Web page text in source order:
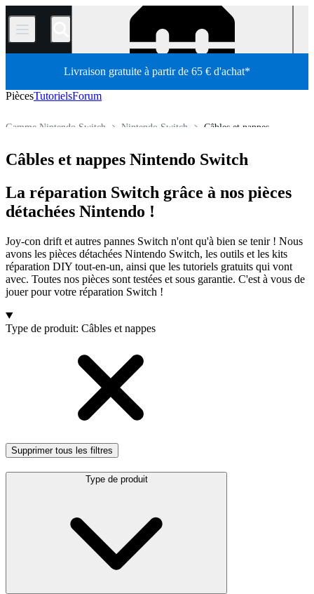
/
Livraison gratuite à partir de 65 € d'achat*
PiècesTutorielsForum
Câbles et nappes
Nintendo Switch
Gamme Nintendo Switch
Boutique
Câbles et nappes Nintendo Switch
La réparation Switch grâce à nos pièces
détachées Nintendo !
Joy-con drift et autres pannes Switch n'ont qu'à bien se tenir ! Nous
avons les pièces détachées Nintendo Switch, les outils et les kits
réparation DIY tout-en-un, ainsi que les tutoriels gratuits qui vont
avec. Toutes nos pièces sont testées et sous garantie. C'est à vous de
jouer pour votre réparation Switch !
Produits
Type de produit: Câbles et nappes
Supprimer tous les filtres
Type de produit